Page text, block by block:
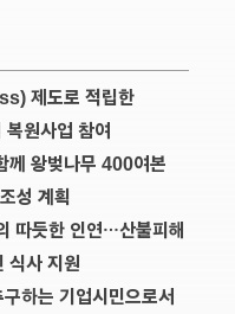
제도로 적립한
원사업 참여
께 왕벚나무 400여본
성 계획
따듯한 인연…산불피해
식사 지원
하는 기업시민으로서